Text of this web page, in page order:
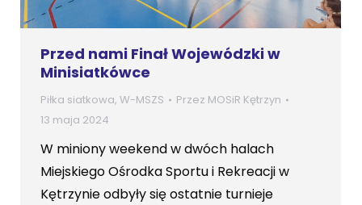
Przed nami Finał Wojewódzki w
Minisiatkówce
Piłka siatkowa, W-MSZS Przez MOSiR Kętrzyn
13 maja 2024
W miniony weekend w dwóch halach
Miejskiego Ośrodka Sportu i Rekreacji w
Kętrzynie odbyły się ostatnie turnieje